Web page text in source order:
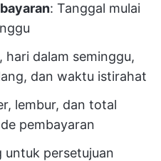
: Tanggal mulai
hari dalam seminggu,
dan waktu istirahat
lembur, dan total
pembayaran
untuk persetujuan